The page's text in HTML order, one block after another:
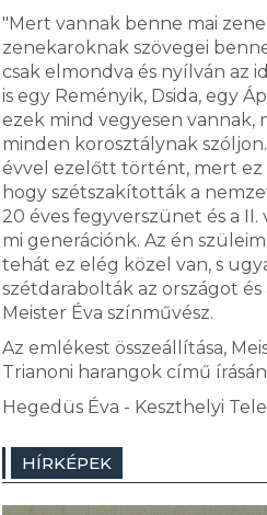
"Mert vannak benne mai
zenekaroknak szövegei
csak elmondva és nyílván az
is egy Reményik, Dsida, egy
ezek mind vegyesen vannak,
minden korosztálynak
évvel ezelőtt történt, mert ez
hogy szétszakították a
20 éves fegyverszünet és a
mi generációnk. Az én
tehát ez elég közel van, s
szétdarabolták az országot
Meister Éva színművész.
Az emlékest összeállítása,
Trianoni harangok című
Hegedüs Éva - Keszthelyi
HÍRKÉPEK